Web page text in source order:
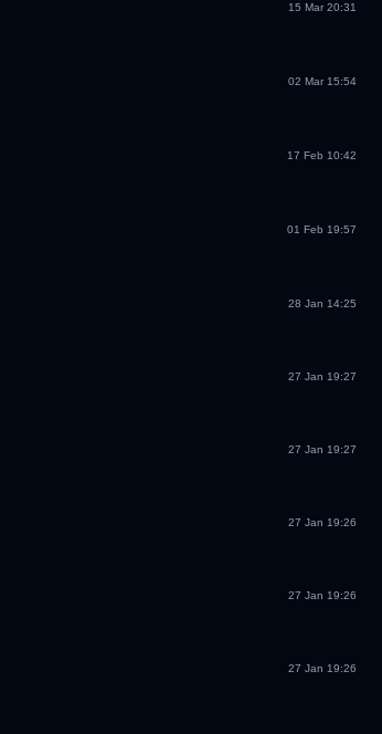
15 Mar 20:31
02 Mar 15:54
17 Feb 10:42
01 Feb 19:57
28 Jan 14:25
27 Jan 19:27
27 Jan 19:27
27 Jan 19:26
27 Jan 19:26
27 Jan 19:26